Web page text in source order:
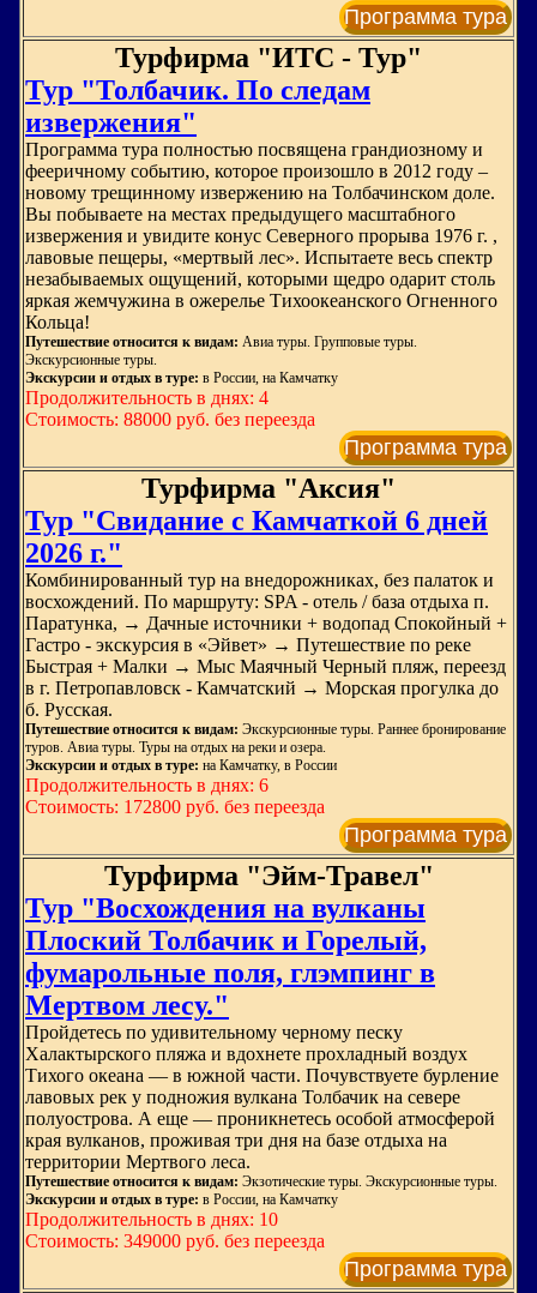
Программа тура
Турфирма "ИТС - Тур"
Тур "Толбачик. По следам
извержения"
Программа тура полностью посвящена грандиозному и
фееричному событию, которое произошло в 2012 году –
новому трещинному извержению на Толбачинском доле.
Вы побываете на местах предыдущего масштабного
извержения и увидите конус Северного прорыва 1976 г. ,
лавовые пещеры, «мертвый лес». Испытаете весь спектр
незабываемых ощущений, которыми щедро одарит столь
яркая жемчужина в ожерелье Тихоокеанского Огненного
Кольца!
Путешествие относится к видам: Авиа туры. Групповые туры.
Экскурсионные туры.
Экскурсии и отдых в туре: в России, на Камчатку
Продолжительность в днях: 4
Стоимость: 88000 руб. без переезда
Программа тура
Турфирма "Аксия"
Тур "Свидание с Камчаткой 6 дней
2026 г."
Комбинированный тур на внедорожниках, без палаток и
восхождений. По маршруту: SPA - отель / база отдыха п.
Паратунка, → Дачные источники + водопад Спокойный +
Гастро - экскурсия в «Эйвет» → Путешествие по реке
Быстрая + Малки → Мыс Маячный Черный пляж, переезд
в г. Петропавловск - Камчатский → Морская прогулка до
б. Русская.
Путешествие относится к видам: Экскурсионные туры. Раннее бронирование
туров. Авиа туры. Туры на отдых на реки и озера.
Экскурсии и отдых в туре: на Камчатку, в России
Продолжительность в днях: 6
Стоимость: 172800 руб. без переезда
Программа тура
Турфирма "Эйм-Травел"
Тур "Восхождения на вулканы
Плоский Толбачик и Горелый,
фумарольные поля, глэмпинг в
Мертвом лесу."
Пройдетесь по удивительному черному песку
Халактырского пляжа и вдохнете прохладный воздух
Тихого океана — в южной части. Почувствуете бурление
лавовых рек у подножия вулкана Толбачик на севере
полуострова. А еще — проникнетесь особой атмосферой
края вулканов, проживая три дня на базе отдыха на
территории Мертвого леса.
Путешествие относится к видам: Экзотические туры. Экскурсионные туры.
Экскурсии и отдых в туре: в России, на Камчатку
Продолжительность в днях: 10
Стоимость: 349000 руб. без переезда
Программа тура